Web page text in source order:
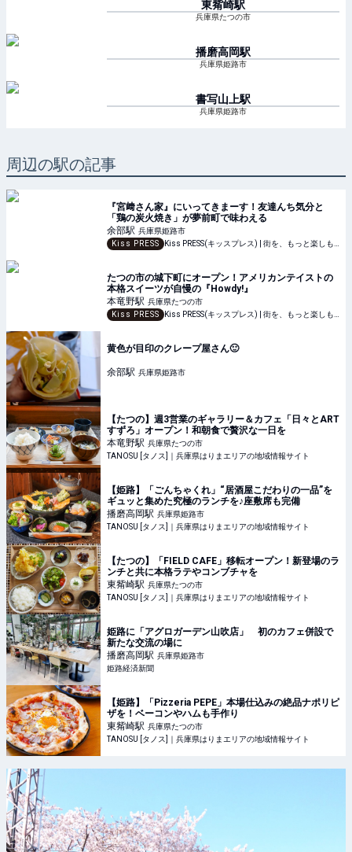
東觜崎駅
兵庫県たつの市
播磨高岡駅
兵庫県姫路市
書写山上駅
兵庫県姫路市
周辺の駅の記事
『宮﨑さん家』にいってきまーす！友達んち気分と
「鶏の炭火焼き」が夢前町で味わえる
余部駅 兵庫県姫路市
Kiss PRESS
たつの市の城下町にオープン！アメリカンテイストの
本格スイーツが自慢の『Howdy!』
本竜野駅 兵庫県たつの市
Kiss PRESS
黄色が目印のクレープ屋さん🙂
余部駅 兵庫県姫路市
【たつの】週3営業のギャラリー＆カフェ「日々とART
すずろ」オープン！和朝食で贅沢な一日を
本竜野駅 兵庫県たつの市
TANOSU [タノス]｜兵庫県はりまエリアの地域情報サイト
【姫路】「ごんちゃくれ」“居酒屋こだわりの一品”を
ギュッと集めた究極のランチを♪座敷席も完備
播磨高岡駅 兵庫県姫路市
TANOSU [タノス]｜兵庫県はりまエリアの地域情報サイト
【たつの】「FIELD CAFE」移転オープン！新登場のラ
ンチと共に本格ラテやコンブチャを
東觜崎駅 兵庫県たつの市
TANOSU [タノス]｜兵庫県はりまエリアの地域情報サイト
姫路に「アグロガーデン山吹店」 初のカフェ併設で
新たな交流の場に
播磨高岡駅 兵庫県姫路市
姫路経済新聞
【姫路】「Pizzeria PEPE」本場仕込みの絶品ナポリピ
ザを！ベーコンやハムも手作り
東觜崎駅 兵庫県たつの市
TANOSU [タノス]｜兵庫県はりまエリアの地域情報サイト